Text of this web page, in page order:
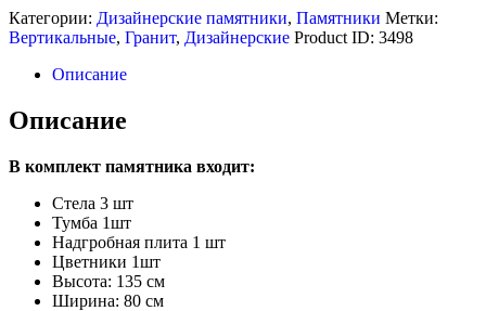
Категории: Дизайнерские памятники, Памятники Метки:
Вертикальные, Гранит, Дизайнерские Product ID: 3498
Описание
Описание
В комплект памятника входит:
Стела 3 шт
Тумба 1шт
Надгробная плита 1 шт
Цветники 1шт
Высота: 135 см
Ширина: 80 см